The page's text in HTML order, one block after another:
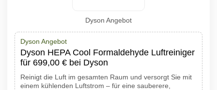
Dyson Angebot
Dyson Angebot
Dyson HEPA Cool Formaldehyde Luftreiniger
für 699,00 € bei Dyson
Reinigt die Luft im gesamten Raum und versorgt Sie mit
einem kühlenden Luftstrom – für eine sauberere,